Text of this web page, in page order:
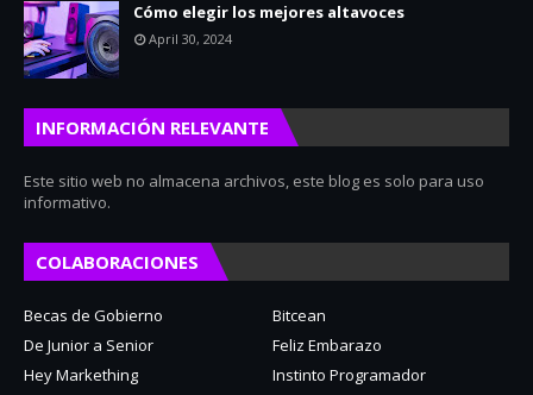
Cómo elegir los mejores altavoces
April 30, 2024
INFORMACIÓN RELEVANTE
Este sitio web no almacena archivos, este blog es solo para uso
informativo.
COLABORACIONES
Becas de Gobierno
Bitcean
De Junior a Senior
Feliz Embarazo
Hey Markething
Instinto Programador